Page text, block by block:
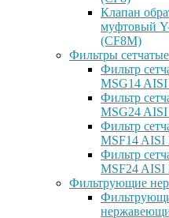
Клапан
муфтовый
(CF8М)
Фильтры
Фильтр
MSG14
Фильтр
MSG24
Фильтр
MSF14 AISI
Фильтр
MSF24 AISI
Фильтрующие